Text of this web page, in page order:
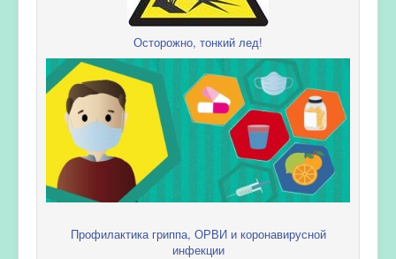
Осторожно, тонкий лед!
Профилактика гриппа, ОРВИ и коронавирусной
инфекции